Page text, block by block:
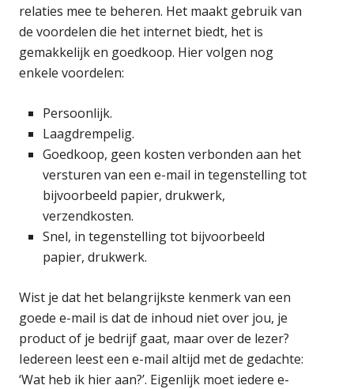
relaties mee te beheren. Het maakt gebruik van
de voordelen die het internet biedt, het is
gemakkelijk en goedkoop. Hier volgen nog
enkele voordelen:
Persoonlijk.
Laagdrempelig.
Goedkoop, geen kosten verbonden aan het
versturen van een e-mail in tegenstelling tot
bijvoorbeeld papier, drukwerk,
verzendkosten.
Snel, in tegenstelling tot bijvoorbeeld
papier, drukwerk.
Wist je dat het belangrijkste kenmerk van een
goede e-mail is dat de inhoud niet over jou, je
product of je bedrijf gaat, maar over de lezer?
Iedereen leest een e-mail altijd met de gedachte:
‘Wat heb ik hier aan?’. Eigenlijk moet iedere e-